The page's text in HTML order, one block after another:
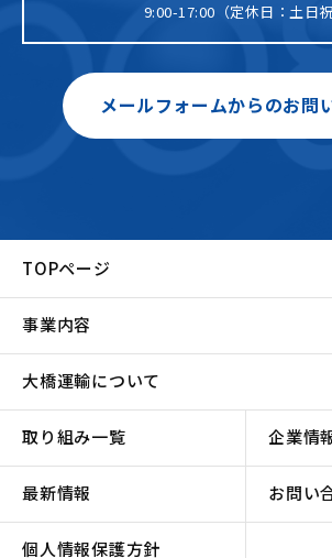
9:00-17:00（定休日：土日祝
メールフォームからのお問
TOPページ
事業内容
大橋運輸について
取り組み一覧 企業情
最新情報 お問い
個人情報保護方針